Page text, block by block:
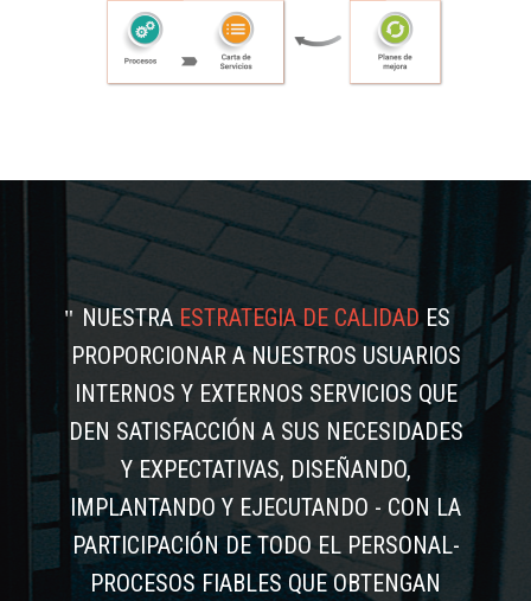
NUESTRAESTRATEGIA DE CALIDADES
PROPORCIONAR A NUESTROS USUARIOS
INTERNOS Y EXTERNOS SERVICIOS QUE
DEN SATISFACCIÓN A SUS NECESIDADES
Y EXPECTATIVAS, DISEÑANDO,
IMPLANTANDO Y EJECUTANDO - CON LA
PARTICIPACIÓN DE TODO EL PERSONAL-
PROCESOS FIABLES QUE OBTENGAN